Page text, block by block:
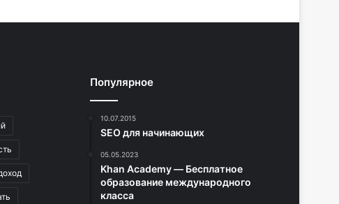
Популярное
10.07.2015
SEO для начинающих
05.05.2023
Khan Academy — Бесплатное
образование международного
класса